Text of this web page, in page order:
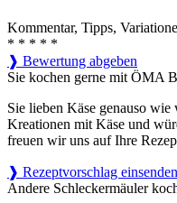
Kommentar, Tipps,
* * * * *
❱ Bewertung abgeben
Sie kochen gerne mit ÖMA
Sie lieben Käse genauso wie
Kreationen mit Käse und
freuen wir uns auf Ihre
❱ Rezeptvorschlag einsenden
Andere Schleckermäuler